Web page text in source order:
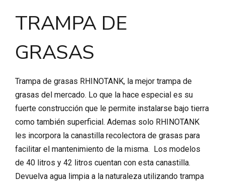
TRAMPA DE
GRASAS
Trampa de grasas RHINOTANK, la mejor trampa de
grasas del mercado. Lo que la hace especial es su
fuerte construcción que le permite instalarse bajo tierra
como también superficial. Ademas solo RHINOTANK
les incorpora la canastilla recolectora de grasas para
facilitar el mantenimiento de la misma. Los modelos
de 40 litros y 42 litros cuentan con esta canastilla.
Devuelva agua limpia a la naturaleza utilizando trampa